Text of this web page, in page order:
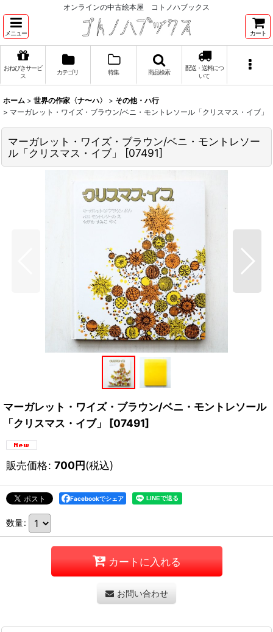
オンラインの中古絵本屋 コトノハブックス
メニュー カート
おねびきサービ
ス
カテゴリ 特集 商品検索
配送・送料につ
いて
ホーム > 世界の作家〈ナ〜ハ〉 > その他・ハ行
> マーガレット・ワイズ・ブラウン/ベニ・モントレソール「クリスマス・イブ」
マーガレット・ワイズ・ブラウン/ベニ・モントレソー
ル「クリスマス・イブ」
[07491]
マーガレット・ワイズ・ブラウン/ベニ・モントレソール
「クリスマス・イブ」
[07491]
販売価格: 700円(税込)
Facebookでシェア
数量:
カートに入れる
お問い合わせ